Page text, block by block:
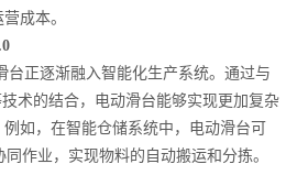
成本。
台正逐渐融入智能化生产系统。通过与
术的结合，电动滑台能够实现更加复杂
如，在智能仓储系统中，电动滑台可
作业，实现物料的自动搬运和分拣。